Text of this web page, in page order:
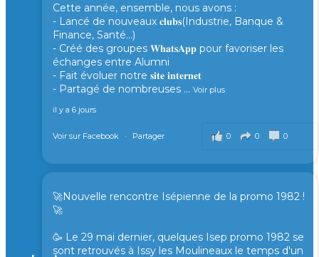
Cette année, ensemble, nous avons :
- Lancé de nouveaux 𝐜𝐥𝐮𝐛𝐬(Industrie, Banque &
Finance, Santé...)
- Créé des groupes 𝐖𝐡𝐚𝐭𝐬𝐀𝐩𝐩 pour favoriser les
échanges entre Alumni
- Fait évoluer notre 𝐬𝐢𝐭𝐞 𝐢𝐧𝐭𝐞𝐫𝐧𝐞𝐭
- Partagé de nombreuses ... Voir plus
il y a 6 jours
0 0 0
Voir sur Facebook · Partager
🚀Nouvelle rencontre Isépienne de la promo 1982 !
🚀
🥳 Le 29 mai dernier, quelques Isep promo 1982 se
sont retrouvés à Issy les Moulineaux le temps d'un